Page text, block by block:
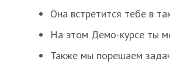
Она встретится тебе в
На этом Демо-курсе ты
Также мы порешаем